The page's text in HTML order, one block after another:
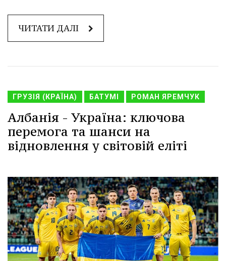
ЧИТАТИ ДАЛІ
ГРУЗІЯ (КРАЇНА) БАТУМІ РОМАН ЯРЕМЧУК
Албанія - Україна: ключова
перемога та шанси на
відновлення у світовій еліті